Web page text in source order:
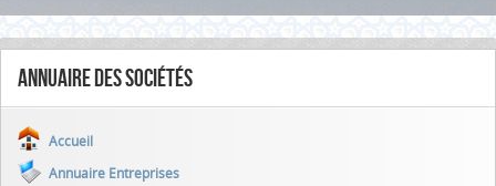
Annuaire des sociétés
Accueil
Annuaire Entreprises